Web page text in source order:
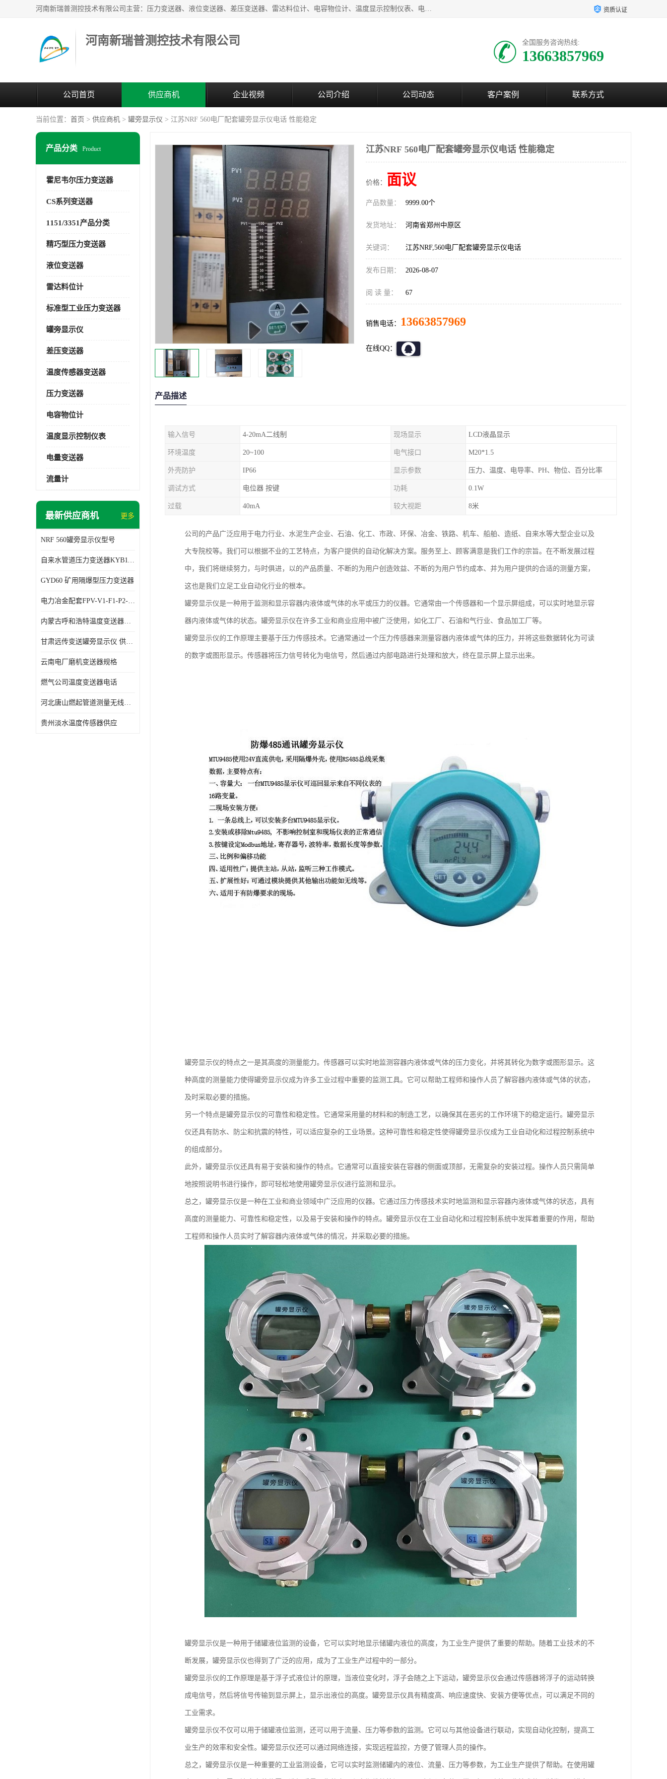
河南新瑞普测控技术有限公司主营：压力变送器、液位变送器、差压变送器、雷达料位计、电容物位计、温度显示控制仪表、电量变送器、流量计、工业自动化系统成套设备。 资质认证
河南新瑞普测控技术有限公司 全国服务咨询热线:
13663857969
公司首页 供应商机 企业视频 公司介绍 公司动态 客户案例 联系方式
当前位置： 首页 > 供应商机 > 罐旁显示仪 > 江苏NRF 560电厂配套罐旁显示仪电话 性能稳定
产品分类 Product
霍尼韦尔压力变送器
CS系列变送器
1151/3351产品分类
精巧型压力变送器
液位变送器
雷达料位计
标准型工业压力变送器
罐旁显示仪
差压变送器
温度传感器变送器
压力变送器
电容物位计
温度显示控制仪表
电量变送器
流量计
最新供应商机 更多
NRF 560罐旁显示仪型号
自来水管道压力变送器KYB11G03M2型号 使用方便
GYD60 矿用隔爆型压力变送器
电力冶金配套FPV-V1-F1-P2-03电压变送器
内蒙古呼和浩特温度变送器配套罐旁显示仪供应 性能稳定
甘肃远传变送罐旁显示仪 供应及时
云南电厂磨机变送器规格
燃气公司温度变送器电话
河北唐山燃起管道测量无线压力变送器型号 性能稳定
贵州淡水温度传感器供应
江苏NRF 560电厂配套罐旁显示仪电话 性能稳定
价格： 面议
产品数量： 9999.00个
发货地址： 河南省郑州中原区
关键词： 江苏NRF,560电厂配套罐旁显示仪电话
发布日期： 2026-08-07
阅 读 量： 67
销售电话： 13663857969
在线QQ：
产品描述
输入信号 4-20mA二线制 现场显示 LCD液晶显示
环境温度 20~100 电气接口 M20*1.5
外壳防护 IP66 显示参数 压力、温度、电导率、PH、物位、百分比率
调试方式 电位器 按键 功耗 0.1W
过载 40mA 较大视距 8米
公司的产品广泛应用于电力行业、水泥生产企业、石油、化工、市政、环保、冶金、铁路、机车、船舶、造纸、自来水等大型企业以及
大专院校等。我们可以根据不业的工艺特点，为客户提供的自动化解决方案。服务至上、顾客满意是我们工作的宗旨。在不断发展过程
中，我们将继续努力，与时俱进，以的产品质量、不断的为用户创造效益、不断的为用户节约成本、并为用户提供的合适的测量方案，
这也是我们立足工业自动化行业的根本。
罐旁显示仪是一种用于监测和显示容器内液体或气体的水平或压力的仪器。它通常由一个传感器和一个显示屏组成，可以实时地显示容
器内液体或气体的状态。罐旁显示仪在许多工业和商业应用中被广泛使用，如化工厂、石油和气行业、食品加工厂等。
罐旁显示仪的工作原理主要基于压力传感技术。它通常通过一个压力传感器来测量容器内液体或气体的压力，并将这些数据转化为可读
的数字或图形显示。传感器将压力信号转化为电信号，然后通过内部电路进行处理和放大，终在显示屏上显示出来。
罐旁显示仪的特点之一是其高度的测量能力。传感器可以实时地监测容器内液体或气体的压力变化，并将其转化为数字或图形显示。这
种高度的测量能力使得罐旁显示仪成为许多工业过程中重要的监测工具。它可以帮助工程师和操作人员了解容器内液体或气体的状态，
及时采取必要的措施。
另一个特点是罐旁显示仪的可靠性和稳定性。它通常采用量的材料和的制造工艺，以确保其在恶劣的工作环境下的稳定运行。罐旁显示
仪还具有防水、防尘和抗震的特性，可以适应复杂的工业场景。这种可靠性和稳定性使得罐旁显示仪成为工业自动化和过程控制系统中
的组成部分。
此外，罐旁显示仪还具有易于安装和操作的特点。它通常可以直接安装在容器的侧面或顶部，无需复杂的安装过程。操作人员只需简单
地按照说明书进行操作，即可轻松地使用罐旁显示仪进行监测和显示。
总之，罐旁显示仪是一种在工业和商业领域中广泛应用的仪器。它通过压力传感技术实时地监测和显示容器内液体或气体的状态，具有
高度的测量能力、可靠性和稳定性，以及易于安装和操作的特点。罐旁显示仪在工业自动化和过程控制系统中发挥着重要的作用，帮助
工程师和操作人员实时了解容器内液体或气体的情况，并采取必要的措施。
罐旁显示仪是一种用于储罐液位监测的设备，它可以实时地显示储罐内液位的高度，为工业生产提供了重要的帮助。随着工业技术的不
断发展，罐旁显示仪也得到了广泛的应用，成为了工业生产过程中的一部分。
罐旁显示仪的工作原理是基于浮子式液位计的原理，当液位变化时，浮子会随之上下运动，罐旁显示仪会通过传感器将浮子的运动转换
成电信号，然后将信号传输到显示屏上，显示出液位的高度。罐旁显示仪具有精度高、响应速度快、安装方便等优点，可以满足不同的
工业需求。
罐旁显示仪不仅可以用于储罐液位监测，还可以用于流量、压力等参数的监测。它可以与其他设备进行联动，实现自动化控制，提高工
业生产的效率和安全性。罐旁显示仪还可以通过网络连接，实现远程监控，方便了管理人员的操作。
总之，罐旁显示仪是一种重要的工业监测设备，它可以实时监测储罐内的液位、流量、压力等参数，为工业生产提供了帮助。在使用罐